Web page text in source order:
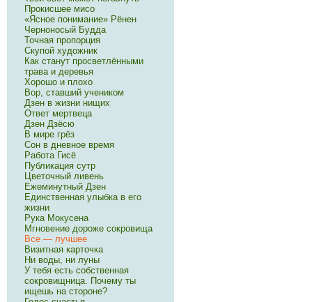
Прокисшее мисо
«Ясное понимание» Рёнен
Черноносый Будда
Точная пропорция
Скупой художник
Как станут просветлёнными
трава и деревья
Хорошо и плохо
Вор, ставший учеником
Дзен в жизни нищих
Ответ мертвеца
Дзен Дзёсю
В мире грёз
Сон в дневное время
Работа Гисё
Публикация сутр
Цветочный ливень
Ежеминутный Дзен
Единственная улыбка в его
жизни
Рука Мокусена
Мгновение дороже сокровища
Все — лучшее
Визитная карточка
Ни воды, ни луны
У тебя есть собственная
сокровищница. Почему ты
ищешь на стороне?